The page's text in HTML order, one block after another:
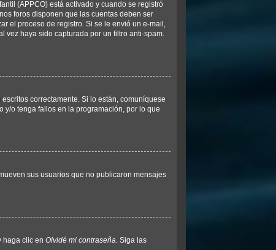
(APPCO) está activado y cuando se registró
foros disponen que las cuentas deben ser
el proceso de registro. Si se le envió un e-mail,
vez haya sido capturada por un filtro anti-spam.
correctamente. Si lo están, comuníquese
y/o tenga fallos en la programación, por lo que
sus usuarios que no publicaron mensajes
haga clic en Olvidé mi contraseña. Siga las